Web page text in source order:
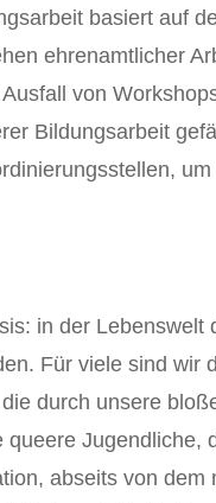
basiert auf
ehrenamtlicher
von
Bildungsarbeit
in der Lebenswelt
Für viele sind wir
durch unsere
Jugendliche,
abseits von dem